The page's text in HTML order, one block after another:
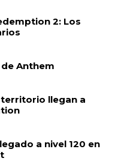
2: Los
Anthem
territorio llegan a
a nivel 120 en